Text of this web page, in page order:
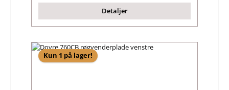
Detaljer
Kun 1 på lager!